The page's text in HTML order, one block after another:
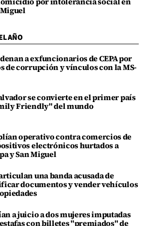
AÑO
a exfuncionarios de CEPA por
de corrupción y vínculos con la MS-
se convierte en el primer país
Friendly" del mundo
operativo contra comercios de
electrónicos hurtados a
y San Miguel
una banda acusada de
documentos y vender vehículos
a juicio a dos mujeres imputadas
con billetes "premiados" de